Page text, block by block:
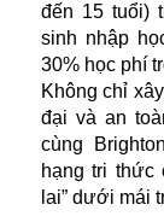
đến 15 tuổi)
sinh nhập
30% học phí
Không chỉ
đại và an
cùng
hạng tri thức
lai” dưới mái